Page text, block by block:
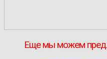
Еще мы можем